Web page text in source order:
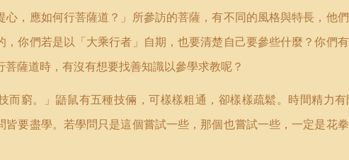
心，應如何行菩薩道？」所參訪的菩薩，有不同的風格與特長，他
，你們若是以「大乘行者」自期，也要清楚自己要參些什麼？你們
薩道時，有沒有想要找善知識以參學求教呢？
而窮。」鼯鼠有五種技倆，可樣樣粗通，卻樣樣疏鬆。時間精力
要盡學。若學問只是這個嘗試一些，那個也嘗試一些，一定是花